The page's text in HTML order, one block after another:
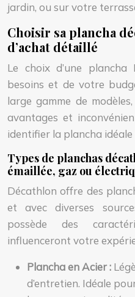
jardin, ou sur votre
Choisir sa plancha
d’achat détaillé
Le choix d’une
besoins et de votre
large gamme de
avantages et
identifier la plancha
Types de planchas
émaillée, gaz ou
Décathlon offre des
et avec diverses
possède des
influenceront votre
Plancha en Acier :
d’entretien. Idéale